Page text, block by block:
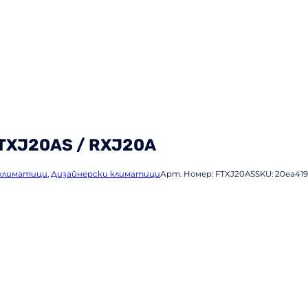
/ RXJ20A
, Дизайнерски климатициАрт. Номер: FTXJ20ASSKU: